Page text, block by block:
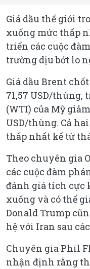
Giá dầu thế giới
xuống mức thấp
triển các cuộc
trường dịu bớt lo
Giá dầu Brent
71,57 USD/
(WTI) của Mỹ
USD/thùng. Cả
thấp nhất kể từ
Theo chuyên gia
các cuộc đàm
đánh giá tích cực
xuống và có thể
Donald Trump
hệ với Iran sau
Chuyên gia Phil
nhận định rằng